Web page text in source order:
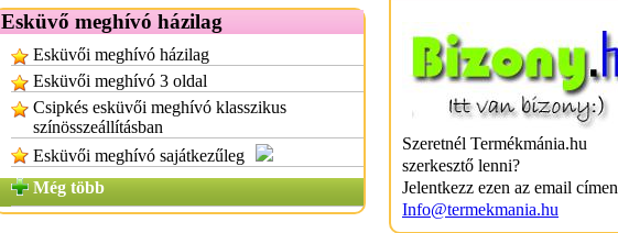
Esküvő meghívó házilag
Esküvői meghívó házilag
Esküvői meghívó 3 oldal
Csipkés esküvői meghívó klasszikus
színösszeállításban
Esküvői meghívó sajátkezűleg
Még több
Szeretnél Termékmánia.hu
szerkesztő lenni?
Jelentkezz ezen az email
Info@termekmania.hu